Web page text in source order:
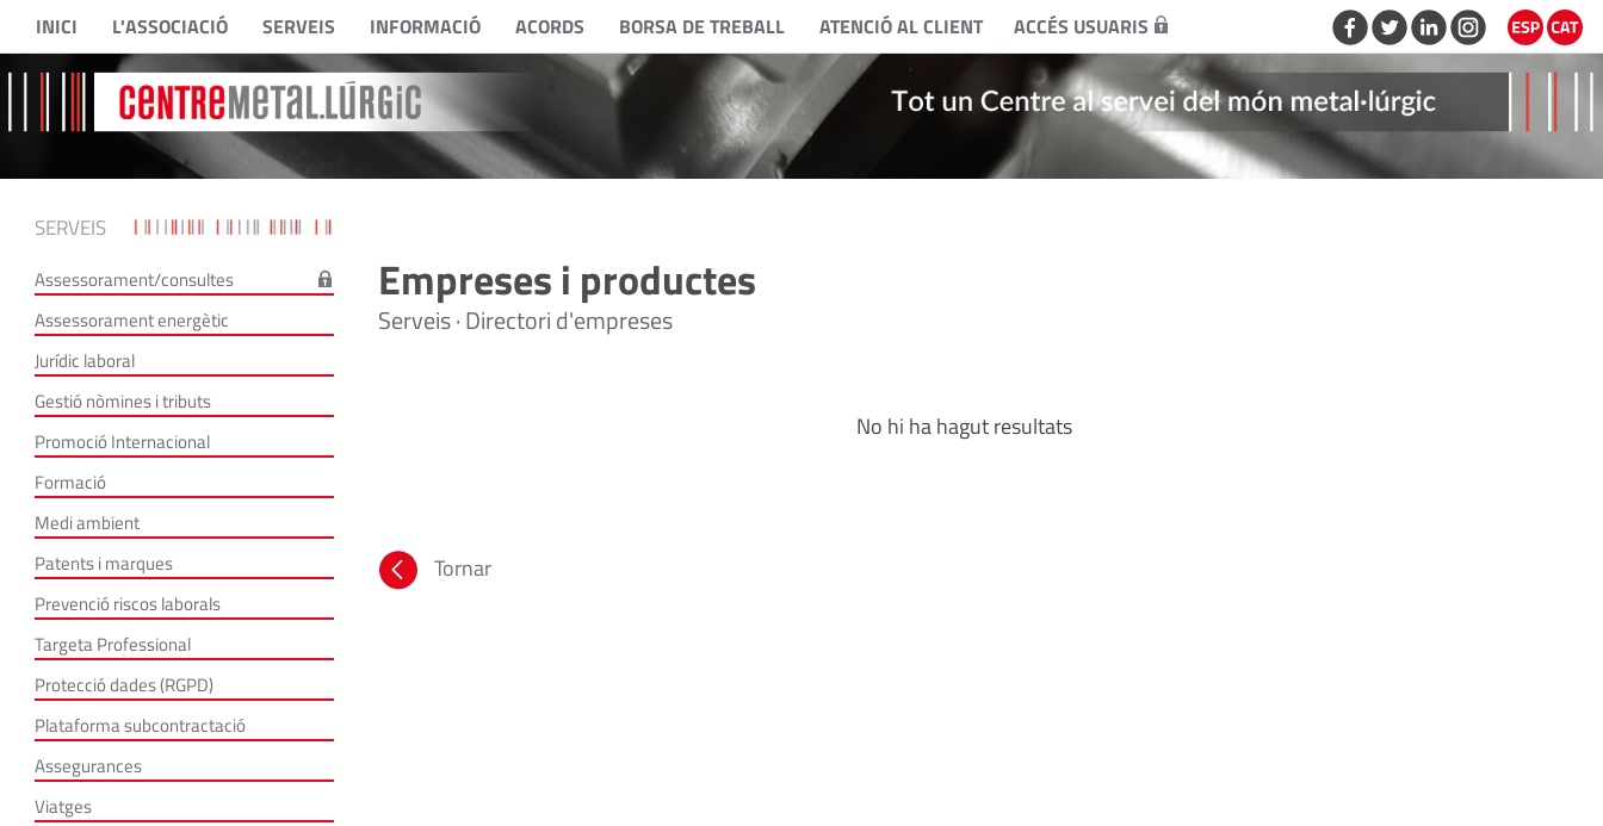
INICI L'ASSOCIACIÓ SERVEIS INFORMACIÓ ACORDS BORSA DE TREBALL ATENCIÓ AL CLIENT ACCÉS USUARIS
SERVEIS
Assessorament/consultes
Assessorament energètic
Jurídic laboral
Gestió nòmines i tributs
Promoció Internacional
Formació
Medi ambient
Patents i marques
Prevenció riscos laborals
Targeta Professional
Protecció dades (RGPD)
Plataforma subcontractació
Assegurances
Viatges
Empreses i productes
Serveis · Directori d'empreses
No hi ha hagut resultats
Tornar